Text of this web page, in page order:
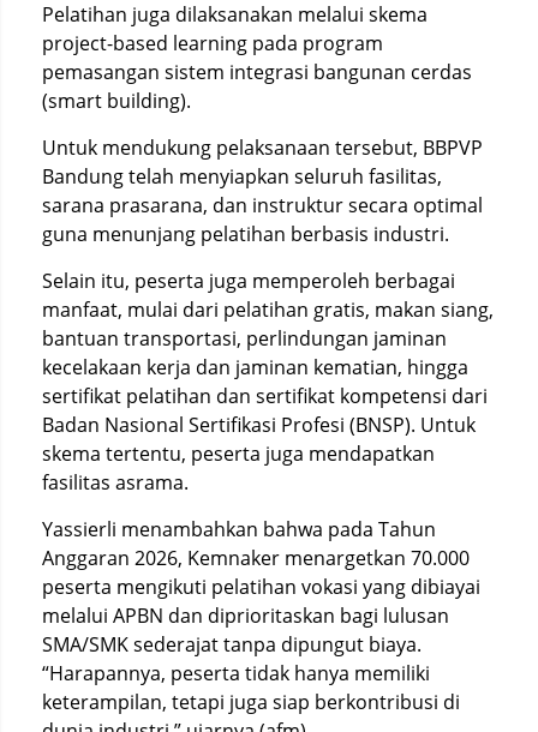
Pelatihan juga dilaksanakan melalui skema
project-based learning pada program
pemasangan sistem integrasi bangunan cerdas
(smart building).
Untuk mendukung pelaksanaan tersebut, BBPVP
Bandung telah menyiapkan seluruh fasilitas,
sarana prasarana, dan instruktur secara optimal
guna menunjang pelatihan berbasis industri.
Selain itu, peserta juga memperoleh berbagai
manfaat, mulai dari pelatihan gratis, makan siang,
bantuan transportasi, perlindungan jaminan
kecelakaan kerja dan jaminan kematian, hingga
sertifikat pelatihan dan sertifikat kompetensi dari
Badan Nasional Sertifikasi Profesi (BNSP). Untuk
skema tertentu, peserta juga mendapatkan
fasilitas asrama.
Yassierli menambahkan bahwa pada Tahun
Anggaran 2026, Kemnaker menargetkan 70.000
peserta mengikuti pelatihan vokasi yang dibiayai
melalui APBN dan diprioritaskan bagi lulusan
SMA/SMK sederajat tanpa dipungut biaya.
“Harapannya, peserta tidak hanya memiliki
keterampilan, tetapi juga siap berkontribusi di